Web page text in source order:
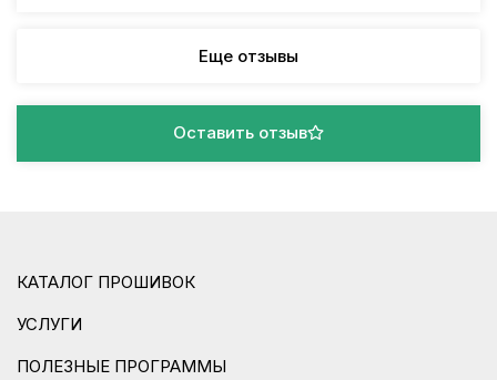
Еще отзывы
Оставить отзыв
КАТАЛОГ ПРОШИВОК
УСЛУГИ
ПОЛЕЗНЫЕ ПРОГРАММЫ